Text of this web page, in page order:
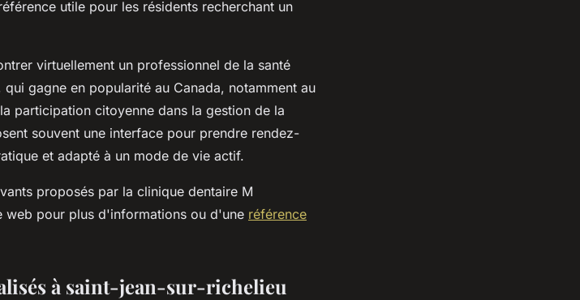
utile pour les résidents recherchant un
virtuellement un professionnel de la santé
gagne en popularité au Canada, notamment au
participation citoyenne dans la gestion de la
souvent une interface pour prendre rendez-
et adapté à un mode de vie actif.
proposés par la clinique dentaire M
web pour plus d'informations ou d'une référence
à saint-jean-sur-richelieu